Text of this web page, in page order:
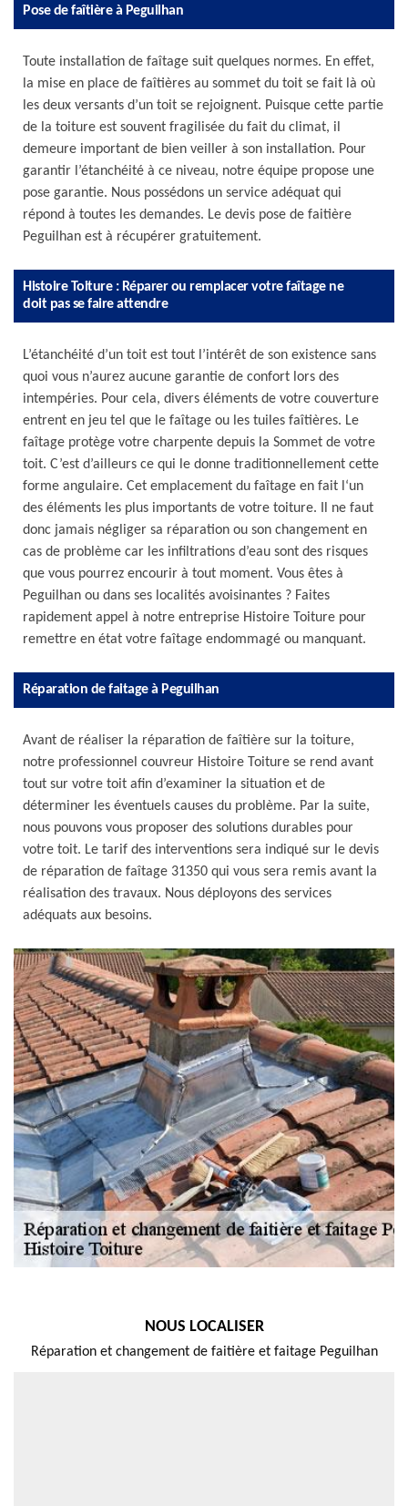
Pose de faîtière à Peguilhan
Toute installation de faîtage suit quelques normes. En effet,
la mise en place de faîtières au sommet du toit se fait là où
les deux versants d’un toit se rejoignent. Puisque cette partie
de la toiture est souvent fragilisée du fait du climat, il
demeure important de bien veiller à son installation. Pour
garantir l’étanchéité à ce niveau, notre équipe propose une
pose garantie. Nous possédons un service adéquat qui
répond à toutes les demandes. Le devis pose de faitière
Peguilhan est à récupérer gratuitement.
Histoire Toiture : Réparer ou remplacer votre faîtage ne
doit pas se faire attendre
L’étanchéité d’un toit est tout l’intérêt de son existence sans
quoi vous n’aurez aucune garantie de confort lors des
intempéries. Pour cela, divers éléments de votre couverture
entrent en jeu tel que le faîtage ou les tuiles faîtières. Le
faîtage protège votre charpente depuis la Sommet de votre
toit. C’est d’ailleurs ce qui le donne traditionnellement cette
forme angulaire. Cet emplacement du faîtage en fait l‘un
des éléments les plus importants de votre toiture. Il ne faut
donc jamais négliger sa réparation ou son changement en
cas de problème car les infiltrations d’eau sont des risques
que vous pourrez encourir à tout moment. Vous êtes à
Peguilhan ou dans ses localités avoisinantes ? Faites
rapidement appel à notre entreprise Histoire Toiture pour
remettre en état votre faîtage endommagé ou manquant.
Réparation de faitage à Peguilhan
Avant de réaliser la réparation de faîtière sur la toiture,
notre professionnel couvreur Histoire Toiture se rend avant
tout sur votre toit afin d’examiner la situation et de
déterminer les éventuels causes du problème. Par la suite,
nous pouvons vous proposer des solutions durables pour
votre toit. Le tarif des interventions sera indiqué sur le devis
de réparation de faîtage 31350 qui vous sera remis avant la
réalisation des travaux. Nous déployons des services
adéquats aux besoins.
NOUS LOCALISER
Réparation et changement de faitière et faitage Peguilhan